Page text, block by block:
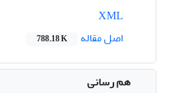
اصل مقاله
788.18 K
هم رسانی